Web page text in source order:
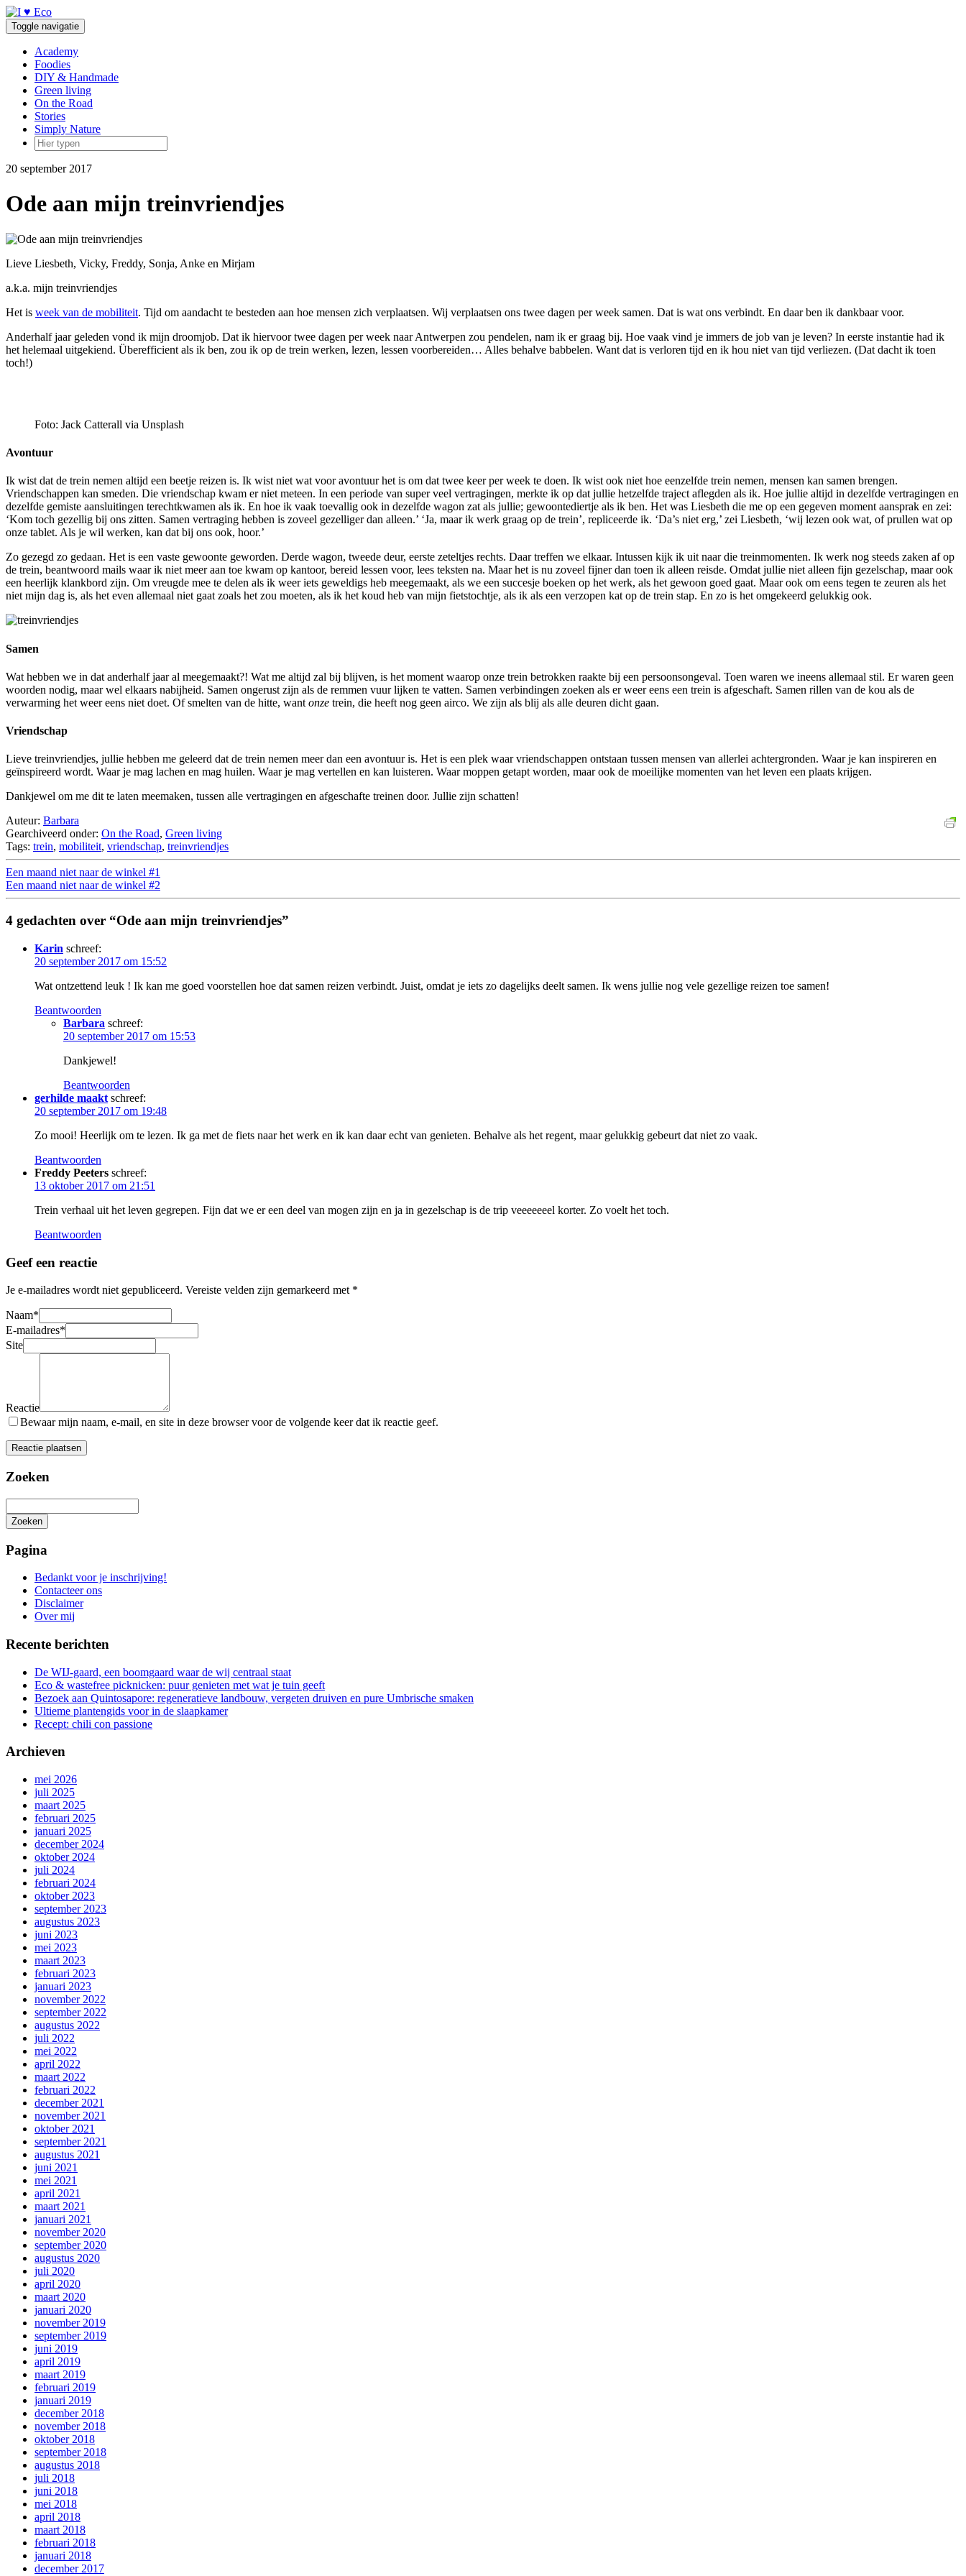
Doorgaan
naar
inhoud
Toggle navigatie
Academy
Foodies
DIY & Handmade
Green living
On the Road
Stories
Simply Nature
20 september 2017
Ode aan mijn treinvriendjes
Lieve Liesbeth, Vicky, Freddy, Sonja, Anke en Mirjam
a.k.a. mijn treinvriendjes
Het is week van de mobiliteit. Tijd om aandacht te besteden aan hoe mensen zich verplaatsen. Wij verplaatsen ons twee dagen per week samen. Dat is wat ons verbindt. En daar ben ik dankbaar voor.
Anderhalf jaar geleden vond ik mijn droomjob. Dat ik hiervoor twee dagen per week naar Antwerpen zou pendelen, nam ik er graag bij. Hoe vaak vind je immers de job van je leven? In eerste instantie had ik
het helemaal uitgekiend. Überefficient als ik ben, zou ik op de trein werken, lezen, lessen voorbereiden… Alles behalve babbelen. Want dat is verloren tijd en ik hou niet van tijd verliezen. (Dat dacht ik toen
toch!)
Foto: Jack Catterall via Unsplash
Avontuur
Ik wist dat de trein nemen altijd een beetje reizen is. Ik wist niet wat voor avontuur het is om dat twee keer per week te doen. Ik wist ook niet hoe eenzelfde trein nemen, mensen kan samen brengen.
Vriendschappen kan smeden. Die vriendschap kwam er niet meteen. In een periode van super veel vertragingen, merkte ik op dat jullie hetzelfde traject aflegden als ik. Hoe jullie altijd in dezelfde vertragingen en
dezelfde gemiste aansluitingen terechtkwamen als ik. En hoe ik vaak toevallig ook in dezelfde wagon zat als jullie; gewoontediertje als ik ben. Het was Liesbeth die me op een gegeven moment aansprak en zei:
‘Kom toch gezellig bij ons zitten. Samen vertraging hebben is zoveel gezelliger dan alleen.’ ‘Ja, maar ik werk graag op de trein’, repliceerde ik. ‘Da’s niet erg,’ zei Liesbeth, ‘wij lezen ook wat, of prullen wat op
onze tablet. Als je wil werken, kan dat bij ons ook, hoor.’
Zo gezegd zo gedaan. Het is een vaste gewoonte geworden. Derde wagon, tweede deur, eerste zeteltjes rechts. Daar treffen we elkaar. Intussen kijk ik uit naar die treinmomenten. Ik werk nog steeds zaken af op
de trein, beantwoord mails waar ik niet meer aan toe kwam op kantoor, bereid lessen voor, lees teksten na. Maar het is nu zoveel fijner dan toen ik alleen reisde. Omdat jullie niet alleen fijn gezelschap, maar ook
een heerlijk klankbord zijn. Om vreugde mee te delen als ik weer iets geweldigs heb meegemaakt, als we een succesje boeken op het werk, als het gewoon goed gaat. Maar ook om eens tegen te zeuren als het
niet mijn dag is, als het even allemaal niet gaat zoals het zou moeten, als ik het koud heb van mijn fietstochtje, als ik als een verzopen kat op de trein stap. En zo is het omgekeerd gelukkig ook.
Samen
Wat hebben we in dat anderhalf jaar al meegemaakt?! Wat me altijd zal bij blijven, is het moment waarop onze trein betrokken raakte bij een persoonsongeval. Toen waren we ineens allemaal stil. Er waren geen
woorden nodig, maar wel elkaars nabijheid. Samen ongerust zijn als de remmen vuur lijken te vatten. Samen verbindingen zoeken als er weer eens een trein is afgeschaft. Samen rillen van de kou als de
verwarming het weer eens niet doet. Of smelten van de hitte, want onze trein, die heeft nog geen airco. We zijn als blij als alle deuren dicht gaan.
Vriendschap
Lieve treinvriendjes, jullie hebben me geleerd dat de trein nemen meer dan een avontuur is. Het is een plek waar vriendschappen ontstaan tussen mensen van allerlei achtergronden. Waar je kan inspireren en
geïnspireerd wordt. Waar je mag lachen en mag huilen. Waar je mag vertellen en kan luisteren. Waar moppen getapt worden, maar ook de moeilijke momenten van het leven een plaats krijgen.
Dankjewel om me dit te laten meemaken, tussen alle vertragingen en afgeschafte treinen door. Jullie zijn schatten!
Auteur: Barbara
Gearchiveerd onder: On the Road, Green living
Tags: trein, mobiliteit, vriendschap, treinvriendjes
Een maand niet naar de winkel #1
Een maand niet naar de winkel #2
4 gedachten over “Ode aan mijn treinvriendjes”
Karin schreef:
20 september 2017 om 15:52
Wat ontzettend leuk ! Ik kan me goed voorstellen hoe dat samen reizen verbindt. Juist, omdat je iets zo dagelijks deelt samen. Ik wens jullie nog vele gezellige reizen toe samen!
Beantwoorden
Barbara schreef:
20 september 2017 om 15:53
Dankjewel!
Beantwoorden
gerhilde maakt schreef:
20 september 2017 om 19:48
Zo mooi! Heerlijk om te lezen. Ik ga met de fiets naar het werk en ik kan daar echt van genieten. Behalve als het regent, maar gelukkig gebeurt dat niet zo vaak.
Beantwoorden
Freddy Peeters schreef:
13 oktober 2017 om 21:51
Trein verhaal uit het leven gegrepen. Fijn dat we er een deel van mogen zijn en ja in gezelschap is de trip veeeeeeel korter. Zo voelt het toch.
Beantwoorden
Geef een reactie
Je e-mailadres wordt niet gepubliceerd. Vereiste velden zijn gemarkeerd met *
Naam*
E-mailadres*
Site
Reactie
Bewaar mijn naam, e-mail, en site in deze browser voor de volgende keer dat ik reactie geef.
Zoeken
Zoeken
zoeken
Pagina
Bedankt voor je inschrijving!
Contacteer ons
Disclaimer
Over mij
Recente berichten
De WIJ-gaard, een boomgaard waar de wij centraal staat
Eco & wastefree picknicken: puur genieten met wat je tuin geeft
Bezoek aan Quintosapore: regeneratieve landbouw, vergeten druiven en pure Umbrische smaken
Ultieme plantengids voor in de slaapkamer
Recept: chili con passione
Archieven
mei 2026
juli 2025
maart 2025
februari 2025
januari 2025
december 2024
oktober 2024
juli 2024
februari 2024
oktober 2023
september 2023
augustus 2023
juni 2023
mei 2023
maart 2023
februari 2023
januari 2023
november 2022
september 2022
augustus 2022
juli 2022
mei 2022
april 2022
maart 2022
februari 2022
december 2021
november 2021
oktober 2021
september 2021
augustus 2021
juni 2021
mei 2021
april 2021
maart 2021
januari 2021
november 2020
september 2020
augustus 2020
juli 2020
april 2020
maart 2020
januari 2020
november 2019
september 2019
juni 2019
april 2019
maart 2019
februari 2019
januari 2019
december 2018
november 2018
oktober 2018
september 2018
augustus 2018
juli 2018
juni 2018
mei 2018
april 2018
maart 2018
februari 2018
januari 2018
december 2017